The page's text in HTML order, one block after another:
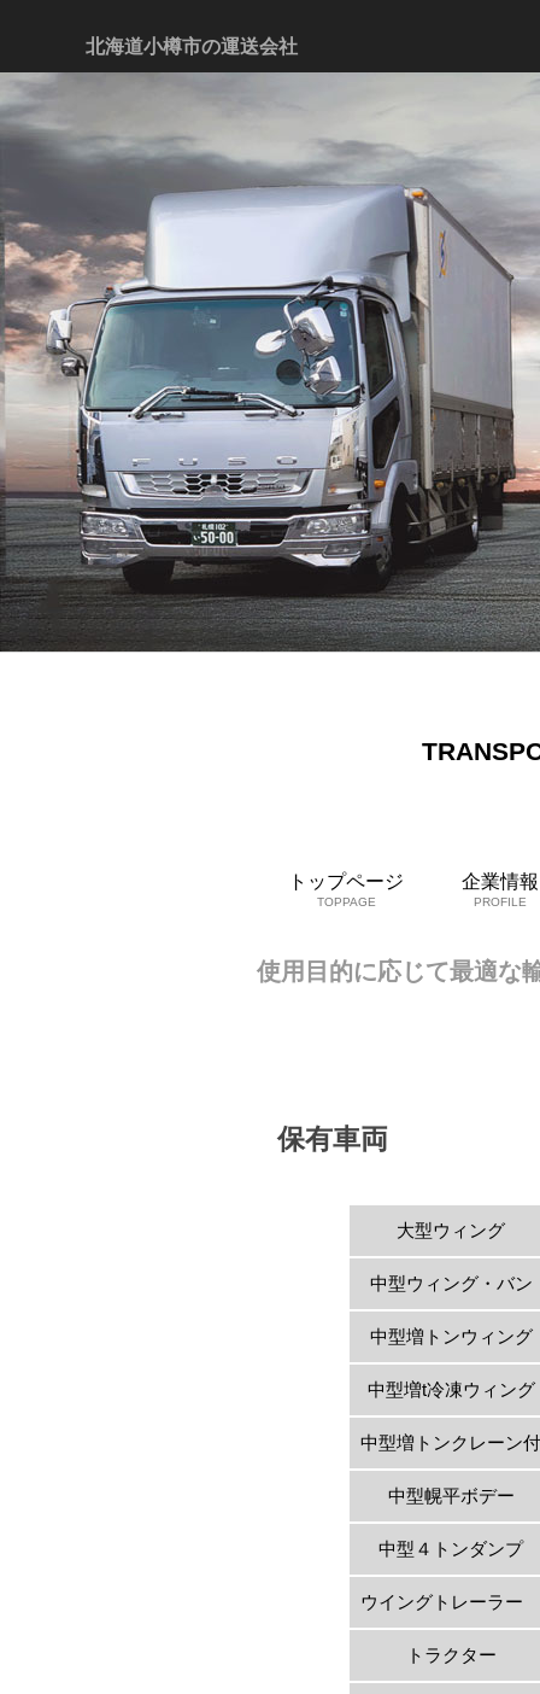
北海道小樽市の運送会社
トップページ 企業情報
TOPPAGE PROFILE
使用目的に応じて最適な
保有車両
大型ウィング
中型ウィング・バン
中型増トンウィング
中型増t冷凍ウィング
中型増トンクレーン付
中型幌平ボデー
中型４トンダンプ
ウイングトレーラー
トラクター